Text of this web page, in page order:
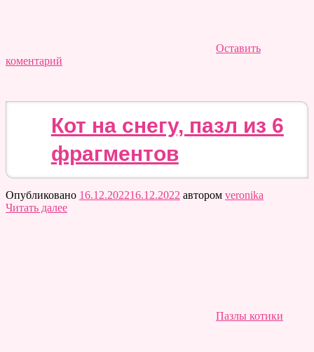
Оставить
коментарий
Кот на снегу, пазл из 6
фрагментов
Опубликовано 16.12.202216.12.2022 автором veronika
Читать далее
Пазлы котики